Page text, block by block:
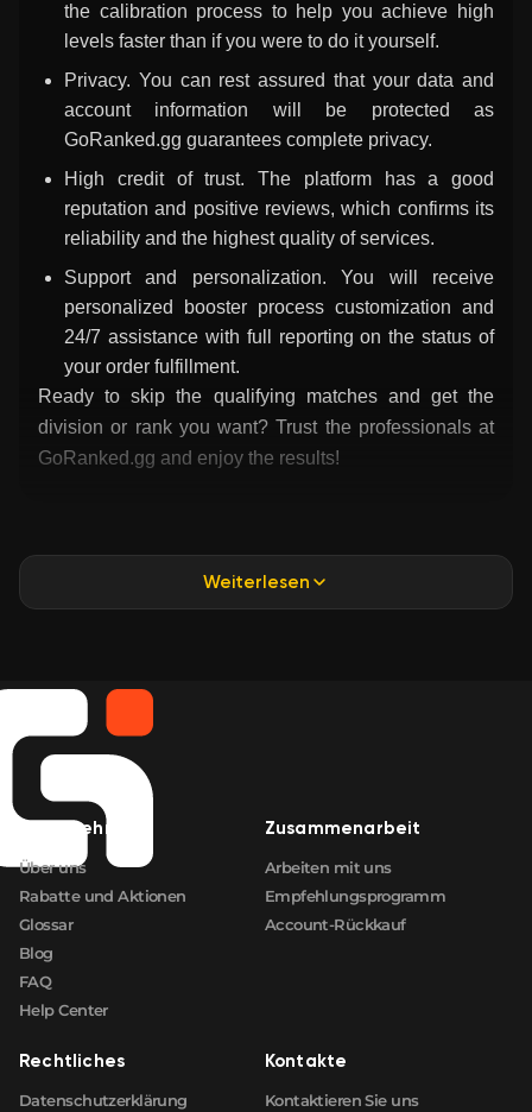
the calibration process to help you achieve high
levels faster than if you were to do it yourself.
Privacy. You can rest assured that your data and
account information will be protected as
GoRanked.gg guarantees complete privacy.
High credit of trust. The platform has a good
reputation and positive reviews, which confirms its
reliability and the highest quality of services.
Support and personalization. You will receive
personalized booster process customization and
24/7 assistance with full reporting on the status of
your order fulfillment.
Ready to skip the qualifying matches and get the
division or rank you want? Trust the professionals at
GoRanked.gg and enjoy the results!
Weiterlesen
Unternehmen
Über uns
Rabatte und Aktionen
Glossar
Blog
FAQ
Help Center
Zusammenarbeit
Arbeiten mit uns
Empfehlungsprogramm
Account-Rückkauf
Rechtliches
Datenschutzerklärung
Kontakte
Kontaktieren Sie uns